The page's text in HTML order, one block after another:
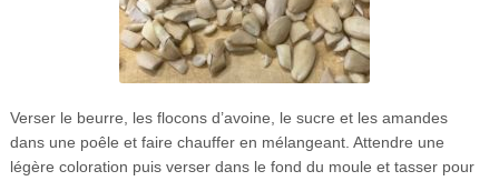
Verser le beurre, les flocons d’avoine, le sucre et les amandes
dans une poêle et faire chauffer en mélangeant. Attendre une
légère coloration puis verser dans le fond du moule et tasser pour